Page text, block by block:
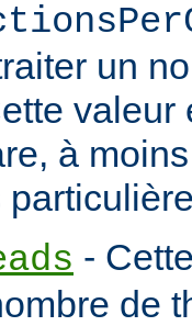
un
valeur
à
-
de